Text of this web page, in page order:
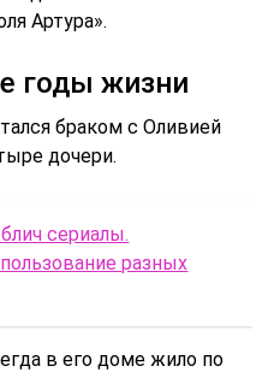
Артура».
годы жизни
браком с Оливией
дочери.
сериалы.
разных
в его доме жило по